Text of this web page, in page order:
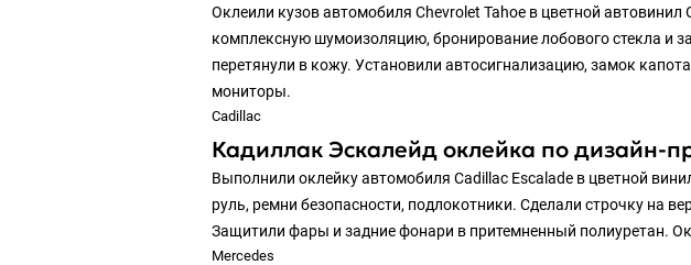
Оклеили кузов автомобиля Chevrolet Tahoe в цветной
комплексную шумоизоляцию, бронирование лобового стекла и
перетянули в кожу. Установили автосигнализацию, замок
мониторы.
Cadillac
Кадиллак Эскалейд оклейка по дизайн-
Выполнили оклейку автомобиля Cadillac Escalade в цветной
руль, ремни безопасности, подлокотники. Сделали строчку на
Защитили фары и задние фонари в притемненный полиуретан.
Mercedes